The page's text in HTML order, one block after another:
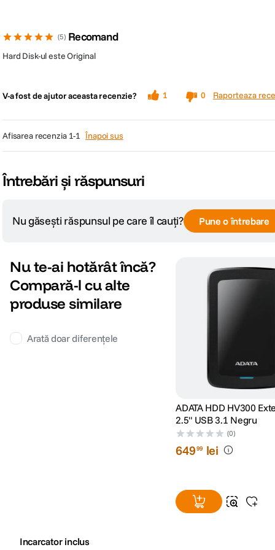
5 Recomand
Hard Disk-ul este Original
V-a fost de ajutor aceasta recenzie? 1 0 Raporteaza
afisarea recenzia 1-1 Înapoi sus
Întrebări și răspunsuri
Nu găsești răspunsul pe care îl cauți? Pune o întrebare
Nu te-ai hotărât încă?
Compară-l cu alte
produse similare
Arată doar diferențele
ADATA HDD HV300
2.5" USB 3.1 Negru
(0)
64999 lei
Incarcator inclus